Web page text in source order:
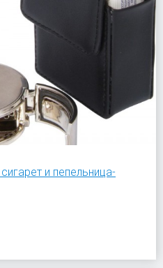
и пепельница-